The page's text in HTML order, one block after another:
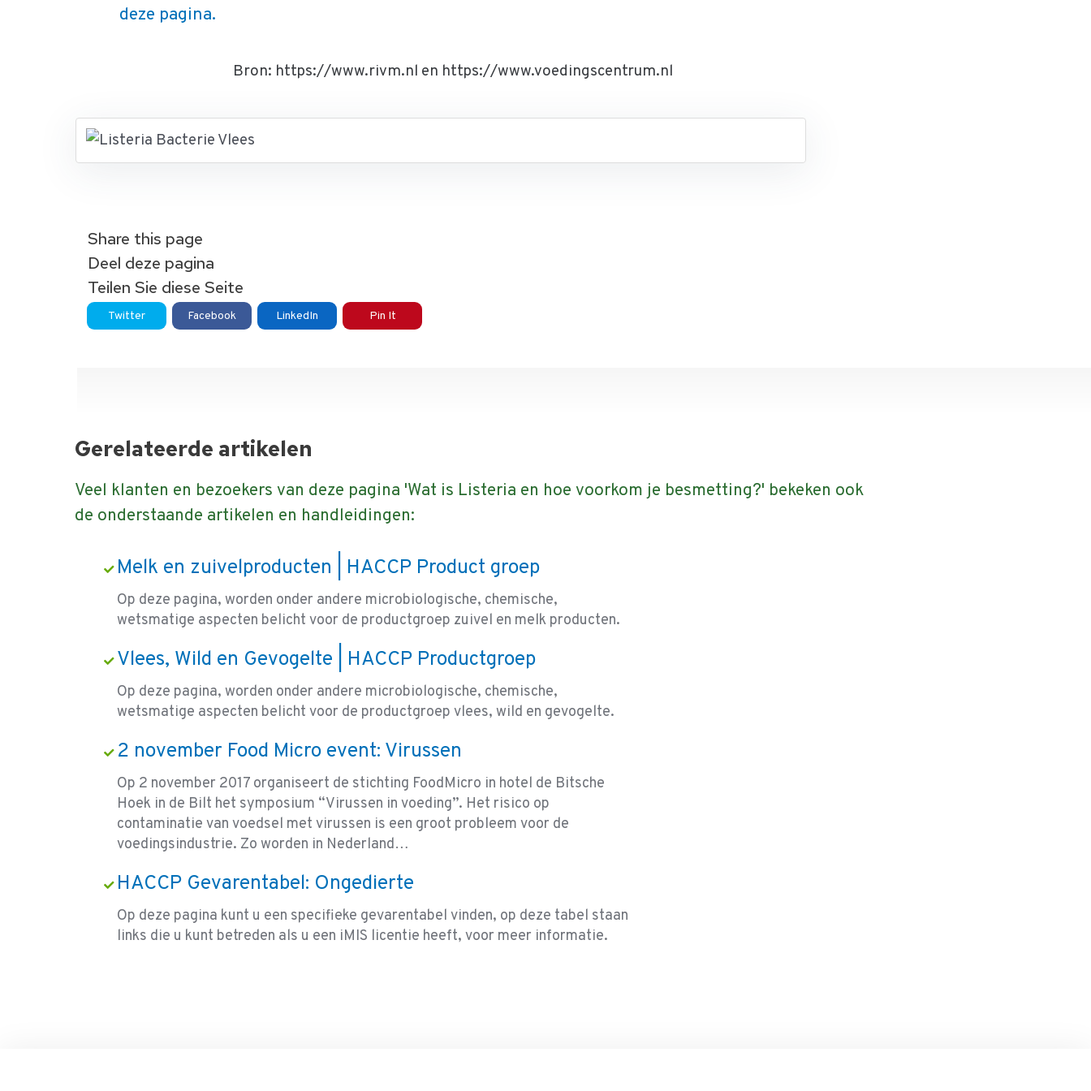
deze pagina.
Bron: https://www.rivm.nl en https://www.voedingscentrum.nl
Share this page
Deel deze pagina
Teilen Sie diese Seite
Twitter Facebook LinkedIn Pin It
Gerelateerde artikelen
Veel klanten en bezoekers van deze pagina 'Wat is Listeria en hoe voorkom je besmetting?' bekeken ook
de onderstaande artikelen en handleidingen:
Melk en zuivelproducten | HACCP Product groep
Op deze pagina, worden onder andere microbiologische, chemische,
wetsmatige aspecten belicht voor de productgroep zuivel en melk producten.
Vlees, Wild en Gevogelte | HACCP Productgroep
Op deze pagina, worden onder andere microbiologische, chemische,
wetsmatige aspecten belicht voor de productgroep vlees, wild en gevogelte.
2 november Food Micro event: Virussen
Op 2 november 2017 organiseert de stichting FoodMicro in hotel de Bitsche
Hoek in de Bilt het symposium “Virussen in voeding”. Het risico op
contaminatie van voedsel met virussen is een groot probleem voor de
voedingsindustrie. Zo worden in Nederland…
HACCP Gevarentabel: Ongedierte
Op deze pagina kunt u een specifieke gevarentabel vinden, op deze tabel staan
links die u kunt betreden als u een iMIS licentie heeft, voor meer informatie.